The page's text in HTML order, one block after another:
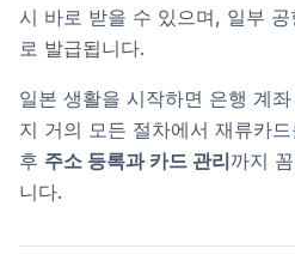
시 바로 받을 수 있으며, 일부
로 발급됩니다.
일본 생활을 시작하면 은행 계
지 거의 모든 절차에서 재류카
후 주소 등록과 카드 관리까지
니다.